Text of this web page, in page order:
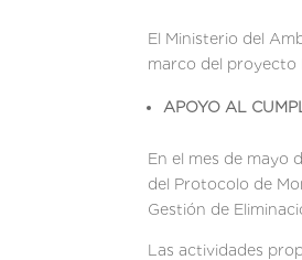
El Ministerio del
marco del proyecto
APOYO AL
En el mes de mayo
del Protocolo de
Gestión de
Las actividades